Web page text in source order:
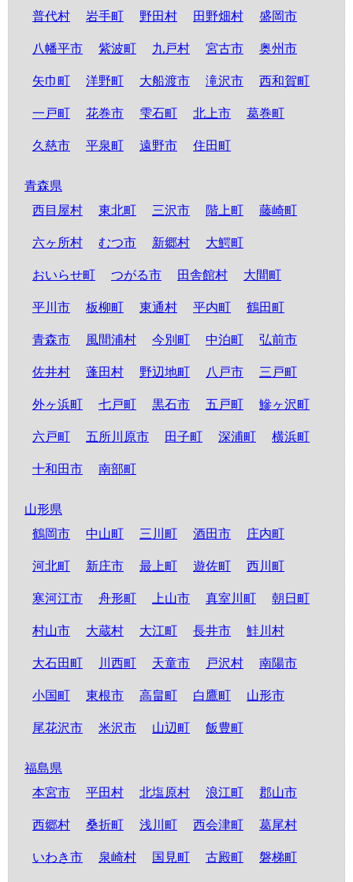
普代村 岩手町 野田村 田野畑村 盛岡市
八幡平市 紫波町 九戸村 宮古市 奥州市
矢巾町 洋野町 大船渡市 滝沢市 西和賀町
一戸町 花巻市 雫石町 北上市 葛巻町
久慈市 平泉町 遠野市 住田町
青森県
西目屋村
東北町 三沢市 階上町 藤崎町
六ヶ所村 むつ市 新郷村 大鰐町
おいらせ町 つがる市 田舎館村 大間町
平川市 板柳町 東通村 平内町 鶴田町
青森市 風間浦村 今別町 中泊町 弘前市
佐井村 蓬田村 野辺地町 八戸市 三戸町
外ヶ浜町 七戸町 黒石市 五戸町 鰺ヶ沢町
六戸町 五所川原市 田子町 深浦町 横浜町
十和田市 南部町
山形県
鶴岡市
中山町 三川町 酒田市 庄内町
河北町 新庄市 最上町 遊佐町 西川町
寒河江市 舟形町 上山市 真室川町 朝日町
村山市 大蔵村 大江町 長井市 鮭川村
大石田町 川西町 天童市 戸沢村 南陽市
小国町 東根市 高畠町 白鷹町 山形市
尾花沢市 米沢市 山辺町 飯豊町
福島県
本宮市
平田村 北塩原村 浪江町 郡山市
西郷村 桑折町 浅川町 西会津町 葛尾村
いわき市 泉崎村 国見町 古殿町 磐梯町